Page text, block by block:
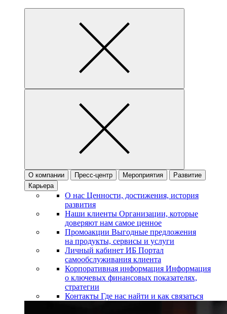
О компании Пресс-центр Мероприятия
Развитие
Карьера
О нас Ценности, достижения, история
развития
Наши клиенты Организации, которые
доверяют нам самое ценное
Промоакции Выгодные предложения
на продукты, сервисы и услуги
Личный кабинет ИБ Портал
самообслуживания клиента
Корпоративная информация Информация
о ключевых финансовых показателях,
стратегии
Контакты Где нас найти и как связаться